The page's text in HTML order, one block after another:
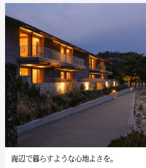
海辺で暮らすような心地よさを。